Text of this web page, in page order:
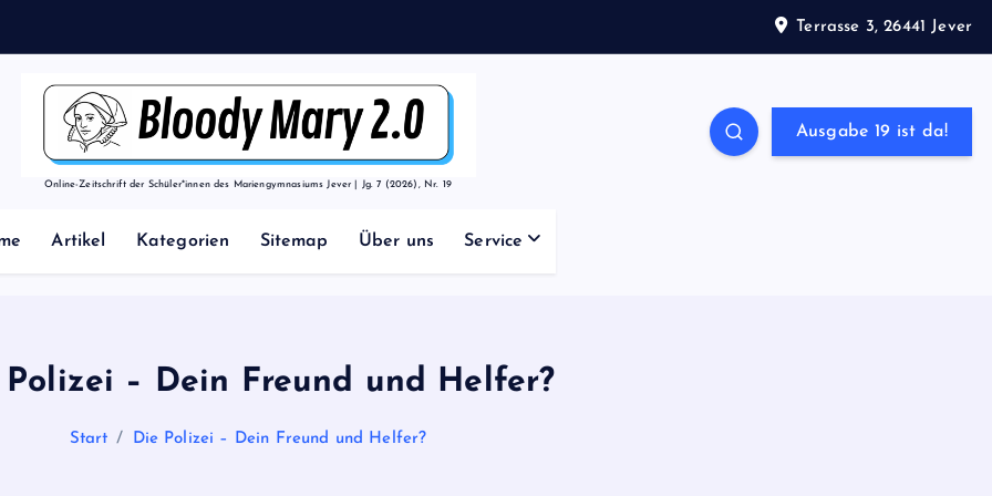
Terrasse 3, 26441 Jever
Online-Zeitschrift der Schüler*innen des Mariengymnasiums Jever | Jg. 7 (2026), Nr. 19
Ausgabe 19 ist da!
Artikel Kategorien Sitemap Über uns Service
Polizei – Dein Freund und Helfer?
Start Die Polizei – Dein Freund und Helfer?